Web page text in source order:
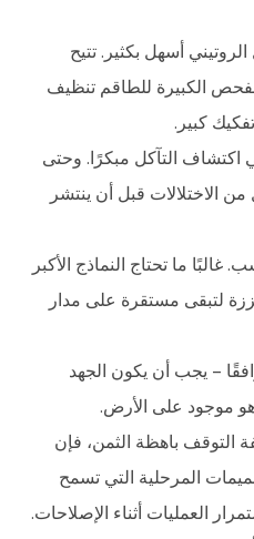
أسهل بكثير. تتيح
الفحص الكبيرة للطاقم تنظيف
كبير.
اكتشاف التآكل مبكرًا. وحتى
الاختلالات قبل أن ينتشر
ما تحتاج النماذج الأكبر
لتبقى مستقرة على مدار
- يجب أن يكون الجهد
هو موجود على الأرض.
التوقف باهظة الثمن، فإن
المرحلية التي تسمح
العمليات أثناء الإصلاحات.